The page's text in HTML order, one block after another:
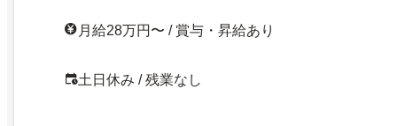
月給28万円〜 / 賞与・昇給あり
土日休み / 残業なし